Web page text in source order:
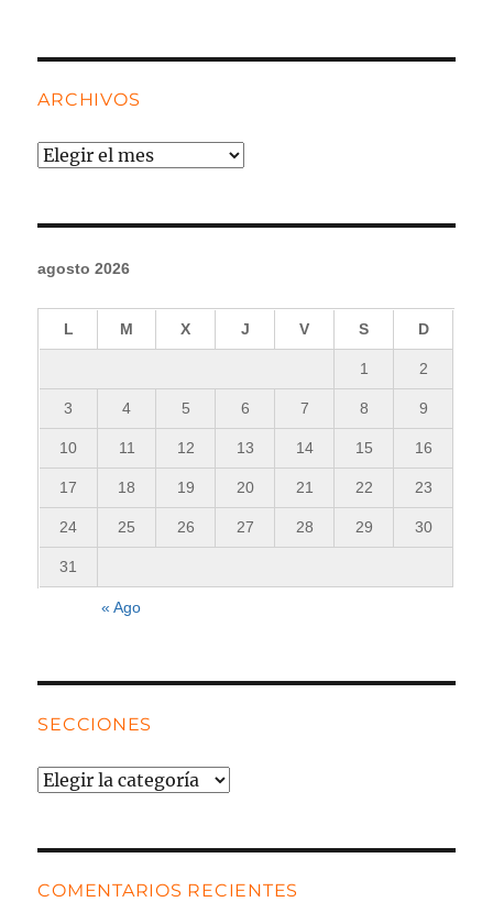
ARCHIVOS
Archivos
agosto 2026
L M X J V S D
1 2
3 4 5 6 7 8 9
10 11 12 13 14 15 16
17 18 19 20 21 22 23
24 25 26 27 28 29 30
31
« Ago
SECCIONES
Secciones
COMENTARIOS RECIENTES